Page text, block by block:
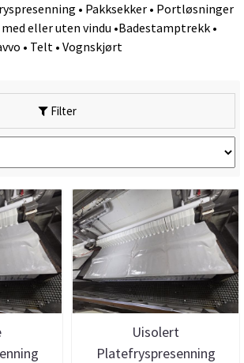
• Pakksekker • Portløsninger
med eller uten vindu •Badestamptrekk •
• Telt • Vognskjørt
Filter
Uisolert
Platefryspresenning